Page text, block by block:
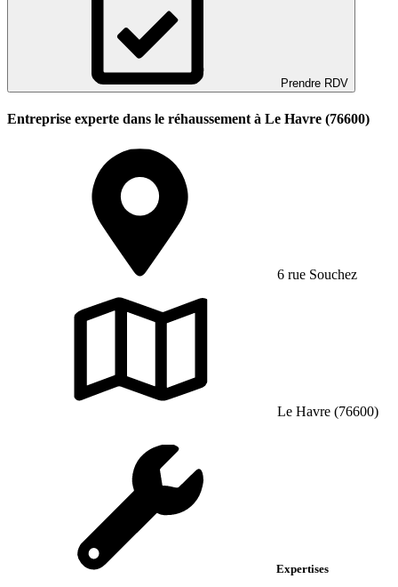
Prendre RDV
Entreprise experte dans le réhaussement à Le Havre (76600)
6 rue Souchez
Le Havre (76600)
Expertises